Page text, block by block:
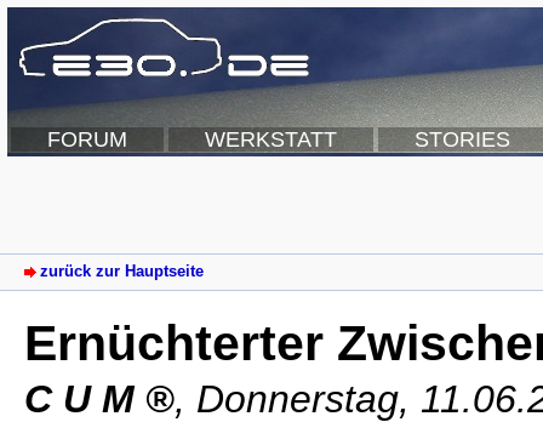
FORUM WERKSTATT STORIES
zurück zur Hauptseite
Ernüchterter
C U M , Donnerstag,